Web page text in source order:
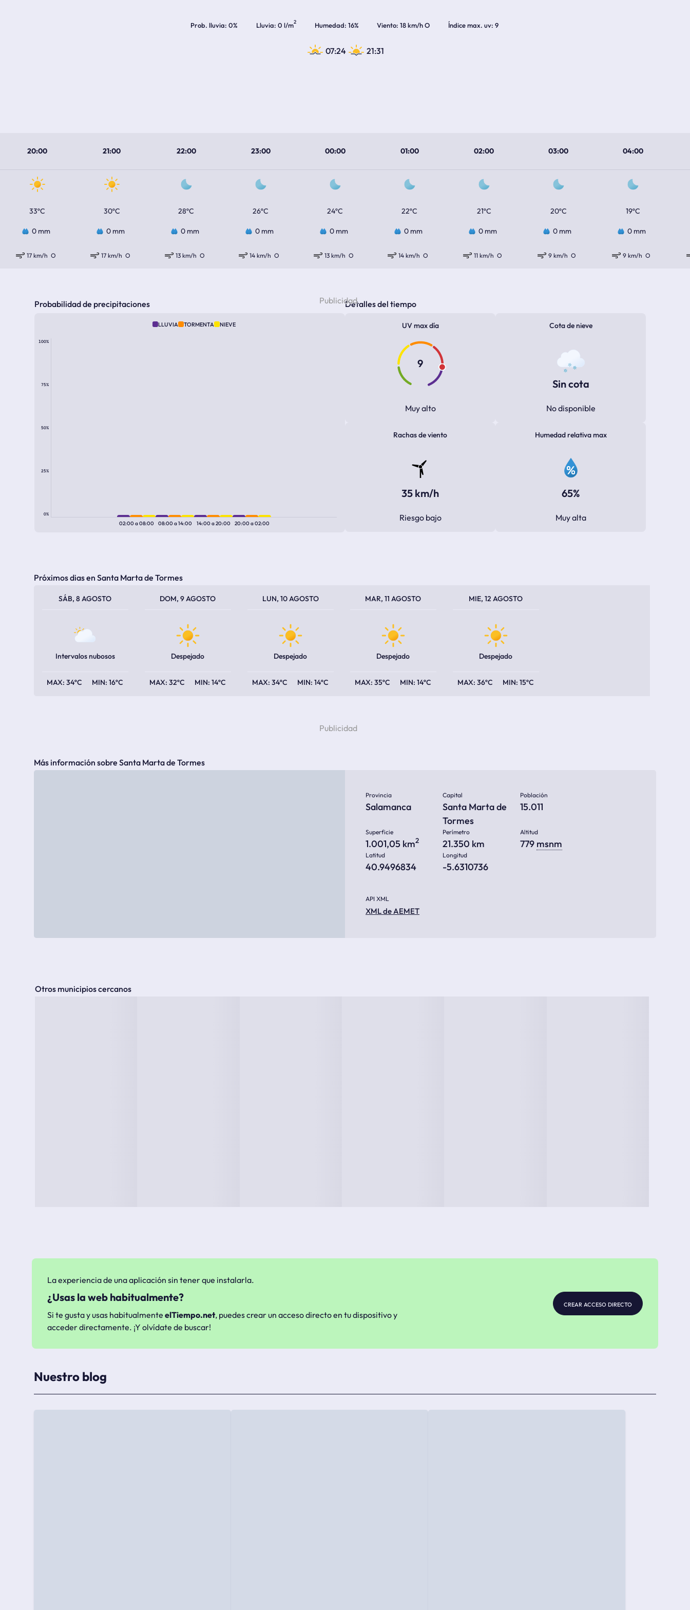
Prob. lluvia 0% Lluvia 0 l/m2 Humedad 16% Viento 18 km/h O Índice max. uv 9
07:24 21:31
20:00 21:00 22:00 23:00 00:00 01:00 02:00 03:00 04:00
33ºC 30ºC 28ºC 26ºC 24ºC 22ºC 21ºC 20ºC 19ºC
0 mm 0 mm 0 mm 0 mm 0 mm 0 mm 0 mm 0 mm 0 mm
17 km/h O 17 km/h O 13 km/h O 14 km/h O 13 km/h O 14 km/h O 11 km/h O 9 km/h O 9 km/h O
Probabilidad de precipitaciones
LLUVIA TORMENTA NIEVE
100%
75%
50%
25%
0%
02:00a08:00 08:00a14:00 14:00a20:00 20:00a02:00
Detalles del tiempo
UV max día
9
Muy alto
Cota de nieve
Sin cota
No disponible
Rachas de viento
35 km/h
Riesgo bajo
Humedad relativa max
65%
Muy alta
Próximos dias en Santa Marta de Tormes
SÁB, 8 AGOSTO
Intervalos nubosos
34ºC 16ºC
DOM, 9 AGOSTO
Despejado
32ºC 14ºC
LUN, 10 AGOSTO
Despejado
34ºC 14ºC
MAR, 11 AGOSTO
Despejado
35ºC 14ºC
MIE, 12 AGOSTO
Despejado
36ºC 15ºC
Más información sobre Santa Marta de Tormes
Provincia
Salamanca
Capital
Santa Marta de
Tormes
Población
15.011
Superficie
1.001,05 km2
Perímetro
21.350 km
Altitud
779 msnm
Latitud
40.9496834
Longitud
-5.6310736
API XML
XML de AEMET
Otros municipios cercanos
La experiencia de una aplicación sin tener que instalarla.
¿Usas la web habitualmente?
Si te gusta y usas habitualmente elTiempo.net, puedes crear un acceso directo en tu dispositivo y
acceder directamente. ¡Y olvídate de buscar!
crear acceso directo
Nuestro blog